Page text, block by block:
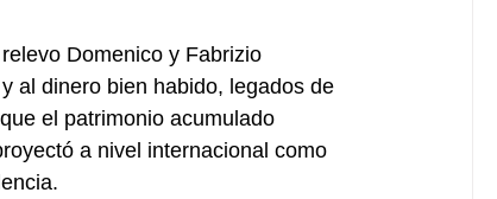
Domenico y Fabrizio
al dinero bien habido, legados de
el patrimonio acumulado
a nivel internacional como